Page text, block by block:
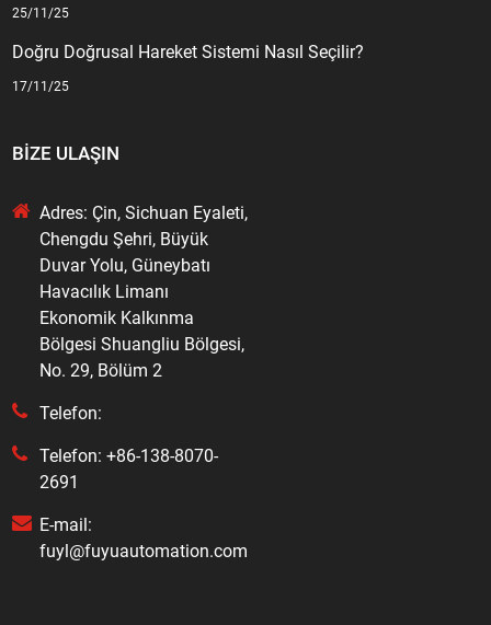
25/11/25
Doğru Doğrusal Hareket Sistemi Nasıl Seçilir?
17/11/25
BIZE ULAŞIN
Adres: Çin, Sichuan Eyaleti,
Chengdu Şehri, Büyük
Duvar Yolu, Güneybatı
Havacılık Limanı
Ekonomik Kalkınma
Bölgesi Shuangliu Bölgesi,
No. 29, Bölüm 2
Telefon:
Telefon: +86-138-8070-
2691
E-mail:
fuyl@fuyuautomation.com